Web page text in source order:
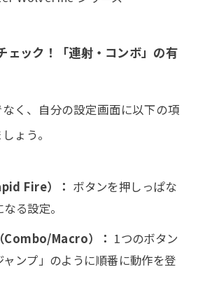
ェック！「連射・コンボ」の有
く、自分の設定画面に以下の項
ょう。
Fire）： ボタンを押しっぱな
る設定。
Combo/Macro）： 1つのボタン
ンプ」のように順番に動作を登